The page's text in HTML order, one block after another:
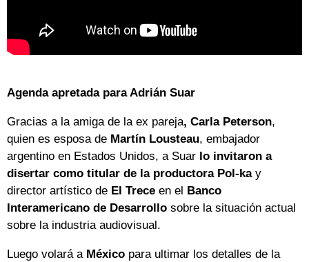
Agenda apretada para Adrián Suar
Gracias a la amiga de la ex pareja, Carla Peterson,
quien es esposa de Martín Lousteau, embajador
argentino en Estados Unidos, a Suar lo invitaron a
disertar como titular de la productora Pol-kay
director artístico de El Trece en el
Banco
Interamericano de Desarrollo sobre la situación actual
sobre la industria audiovisual.
Luego volará a México para ultimar los detalles de la